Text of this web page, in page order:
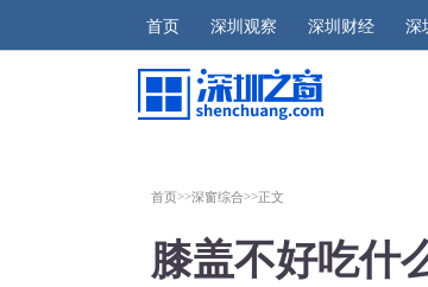
首页 深圳观察 深圳财经 深
首页>>深窗综合>>正文
膝盖不好吃什